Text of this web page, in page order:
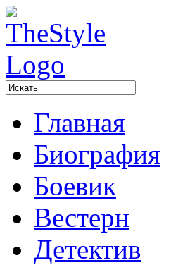
Главная
Биография
Боевик
Вестерн
Детектив